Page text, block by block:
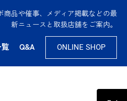
品や催事、メディア掲載などの最
新ニュースと取扱店舗をご案内。
Q&A ONLINE SHOP